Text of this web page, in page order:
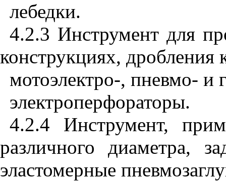
лебедки.
4.2.3 Инструмент для
конструкциях, дробления
мотоэлектро-, пневмо- и
электроперфораторы.
4.2.4 Инструмент,
различного диаметра,
эластомерные